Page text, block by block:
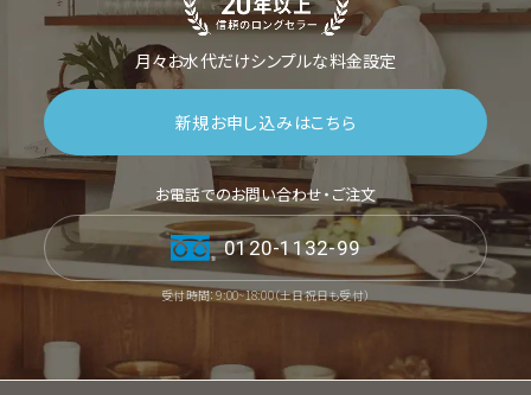
月々お水代だけシンプルな料金設定
新規お申し込みはこちら
お電話でのお問い合わせ・ご注文
0120-1132-99
受付時間：9:00~18:00（土日祝日も受付）